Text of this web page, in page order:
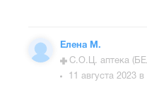
Елена М.
С.О.Ц. аптека
11 августа 2023 в